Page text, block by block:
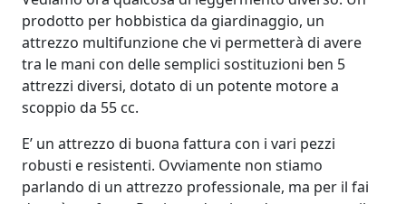
prodotto per hobbistica da giardinaggio, un
attrezzo multifunzione che vi permetterà di avere
tra le mani con delle semplici sostituzioni ben 5
attrezzi diversi, dotato di un potente motore a
scoppio da 55 cc.
E’ un attrezzo di buona fattura con i vari pezzi
robusti e resistenti. Ovviamente non stiamo
parlando di un attrezzo professionale, ma per il fai